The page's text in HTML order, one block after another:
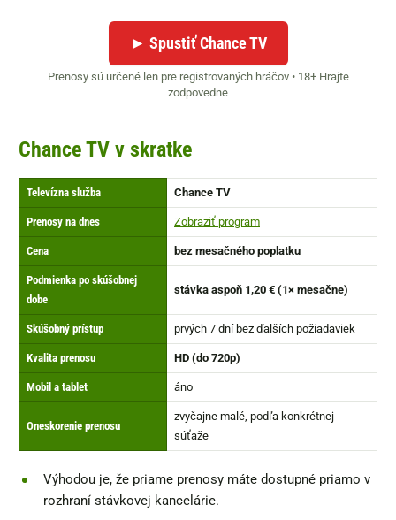
► Spustiť Chance TV
Prenosy sú určené len pre registrovaných hráčov • 18+ Hrajte
zodpovedne
Chance TV v skratke
Televízna služba Chance TV
Prenosy na dnes Zobraziť program
Cena bez mesačného poplatku
Podmienka po skúšobnej
dobe
stávka aspoň 1,20 € (1× mesačne)
Skúšobný prístup prvých 7 dní bez ďalších požiadaviek
Kvalita prenosu HD (do 720p)
Mobil a tablet áno
Oneskorenie prenosu
zvyčajne malé, podľa konkrétnej
súťaže
Výhodou je, že priame prenosy máte dostupné priamo v
rozhraní stávkovej kancelárie.